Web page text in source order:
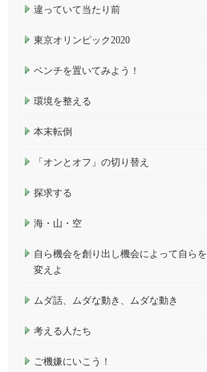
違っていて当たり前
東京オリンピック2020
ベンチを置いてみよう！
環境を整える
本末転倒
「オンとオフ」の切り替え
探求する
海・山・空
自ら機会を創り出し機会によって自らを
変えよ
ムダ話、ムダな動き、ムダな動き
考える人たち
ご機嫌にいこう！